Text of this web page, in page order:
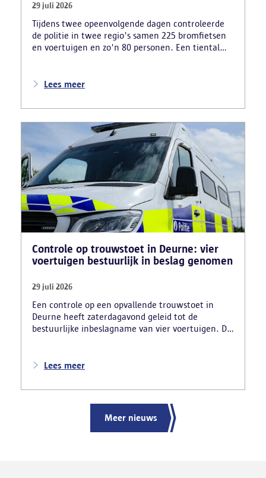
29 juli 2026
Tijdens twee opeenvolgende dagen controleerde
de politie in twee regio's samen 225 bromfietsen
en voertuigen en zo'n 80 personen. Een tiental
beslag genomen. Daarnaast arresteerde de politie
motorblokken en inbrekersmateriaal gevonden.
Lees meer
Controle op trouwstoet in Deurne: vier
voertuigen bestuurlijk in beslag genomen
29 juli 2026
Een controle op een opvallende trouwstoet in
Deurne heeft zaterdagavond geleid tot de
bestuurlijke inbeslagname van vier voertuigen. De
nadat meerdere weggebruikers melding hadden
ernstige verkeershinder die dat als gevolg had.
Lees meer
Meer nieuws